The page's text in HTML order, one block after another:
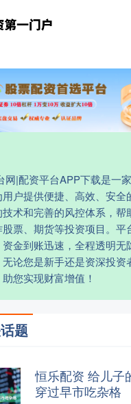
网|配资平台APP下载是一
户提供便捷、高效、安全
术和完善的风控体系，帮
票、期货等投资项目。平
金到账迅速，全程透明无
论您是新手还是资深投资
您实现财富增值！
题
恒乐配资 给儿子
穿过早市吃杂格